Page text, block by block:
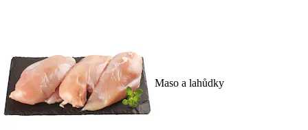
Maso a lahůdky